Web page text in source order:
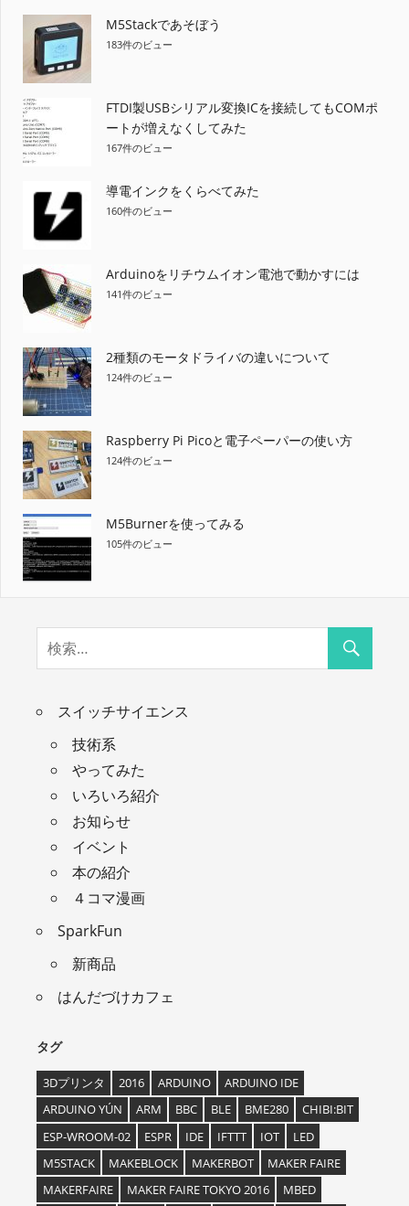
M5Stackであそぼう
183件のビュー
FTDI製USBシリアル変換ICを接続してもCOMポ
ートが増えなくしてみた
167件のビュー
導電インクをくらべてみた
160件のビュー
Arduinoをリチウムイオン電池で動かすには
141件のビュー
2種類のモータドライバの違いについて
124件のビュー
Raspberry Pi Picoと電子ペーパーの使い方
124件のビュー
M5Burnerを使ってみる
105件のビュー
スイッチサイエンス
技術系
やってみた
いろいろ紹介
お知らせ
イベント
本の紹介
４コマ漫画
SparkFun
新商品
はんだづけカフェ
タグ
3Dプリンタ 2016 ARDUINO
ARDUINO IDE
ARDUINO YÚN
ARM BBC BLE BME280
CHIBI:BIT
ESP-WROOM-02
ESPR IDE IFTTT IOT
LED
M5STACK
MAKEBLOCK MAKERBOT
MAKER FAIRE
MAKERFAIRE
MAKER FAIRE TOKYO 2016 MBED